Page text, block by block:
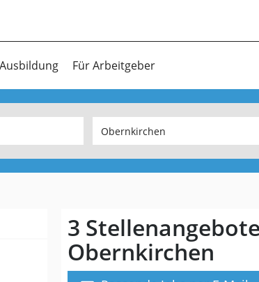
Ausbildung Für Arbeitgeber
3
Obernkirchen